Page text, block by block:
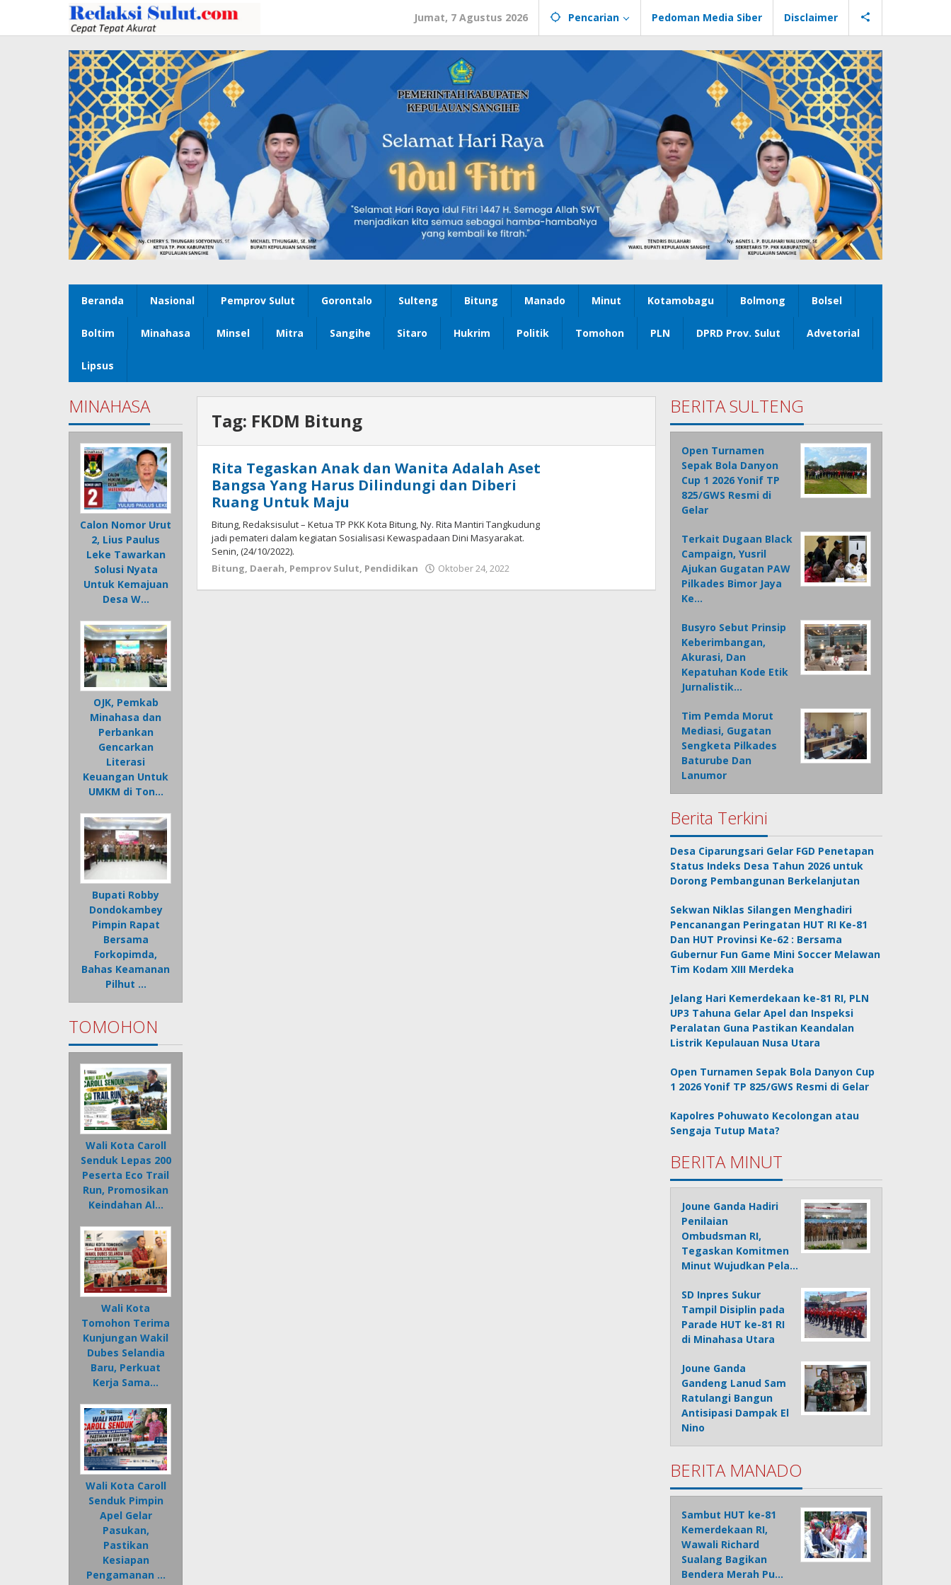
konten
Jumat, 7 Agustus 2026 Pencarian Pedoman Media Siber Disclaimer
Beranda Nasional Pemprov Sulut Gorontalo Sulteng Bitung Manado Minut Kotamobagu Bolmong Bolsel
Boltim Minahasa Minsel Mitra Sangihe Sitaro Hukrim Politik Tomohon PLN DPRD Prov. Sulut Advetorial
Lipsus
MINAHASA
Calon Nomor Urut
2, Lius Paulus
Leke Tawarkan
Solusi Nyata
Untuk Kemajuan
Desa W…
OJK, Pemkab
Minahasa dan
Perbankan
Gencarkan
Literasi
Keuangan Untuk
UMKM di Ton…
Bupati Robby
Dondokambey
Pimpin Rapat
Bersama
Forkopimda,
Bahas Keamanan
Pilhut …
TOMOHON
Wali Kota Caroll
Senduk Lepas 200
Peserta Eco Trail
Run, Promosikan
Keindahan Al…
Wali Kota
Tomohon Terima
Kunjungan Wakil
Dubes Selandia
Baru, Perkuat
Kerja Sama…
Wali Kota Caroll
Senduk Pimpin
Apel Gelar
Pasukan,
Pastikan
Kesiapan
Pengamanan …
Tag: FKDM Bitung
Rita Tegaskan Anak dan Wanita Adalah Aset
Bangsa Yang Harus Dilindungi dan Diberi
Ruang Untuk Maju
Bitung, Redaksisulut – Ketua TP PKK Kota Bitung, Ny. Rita Mantiri Tangkudung
jadi pemateri dalam kegiatan Sosialisasi Kewaspadaan Dini Masyarakat.
Senin, (24/10/2022).
Bitung, Daerah, Pemprov Sulut, Pendidikan Oktober 24, 2022
BERITA SULTENG
Open Turnamen
Sepak Bola Danyon
Cup 1 2026 Yonif TP
825/GWS Resmi di
Gelar
Terkait Dugaan Black
Campaign, Yusril
Ajukan Gugatan PAW
Pilkades Bimor Jaya
Ke…
Busyro Sebut Prinsip
Keberimbangan,
Akurasi, Dan
Kepatuhan Kode Etik
Jurnalistik…
Tim Pemda Morut
Mediasi, Gugatan
Sengketa Pilkades
Baturube Dan
Lanumor
Berita Terkini
Desa Ciparungsari Gelar FGD Penetapan
Status Indeks Desa Tahun 2026 untuk
Dorong Pembangunan Berkelanjutan
Sekwan Niklas Silangen Menghadiri
Pencanangan Peringatan HUT RI Ke-81
Dan HUT Provinsi Ke-62 : Bersama
Gubernur Fun Game Mini Soccer Melawan
Tim Kodam XIII Merdeka
Jelang Hari Kemerdekaan ke-81 RI, PLN
UP3 Tahuna Gelar Apel dan Inspeksi
Peralatan Guna Pastikan Keandalan
Listrik Kepulauan Nusa Utara
Open Turnamen Sepak Bola Danyon Cup
1 2026 Yonif TP 825/GWS Resmi di Gelar
Kapolres Pohuwato Kecolongan atau
Sengaja Tutup Mata?
BERITA MINUT
Joune Ganda Hadiri
Penilaian
Ombudsman RI,
Tegaskan Komitmen
Minut Wujudkan Pela…
SD Inpres Sukur
Tampil Disiplin pada
Parade HUT ke-81 RI
di Minahasa Utara
Joune Ganda
Gandeng Lanud Sam
Ratulangi Bangun
Antisipasi Dampak El
Nino
BERITA MANADO
Sambut HUT ke-81
Kemerdekaan RI,
Wawali Richard
Sualang Bagikan
Bendera Merah Pu…